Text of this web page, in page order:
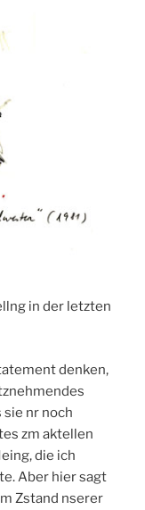
in der letzten
denken,
nr noch
zm aktellen
die ich
Aber hier sagt
Zstand nserer